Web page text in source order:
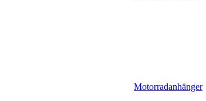
Motorradanhänger